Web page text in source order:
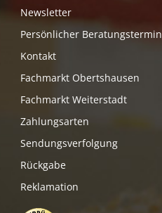
Newsletter
Persönlicher Beratungstermin
Kontakt
Fachmarkt Obertshausen
Fachmarkt Weiterstadt
Zahlungsarten
Sendungsverfolgung
Rückgabe
Reklamation